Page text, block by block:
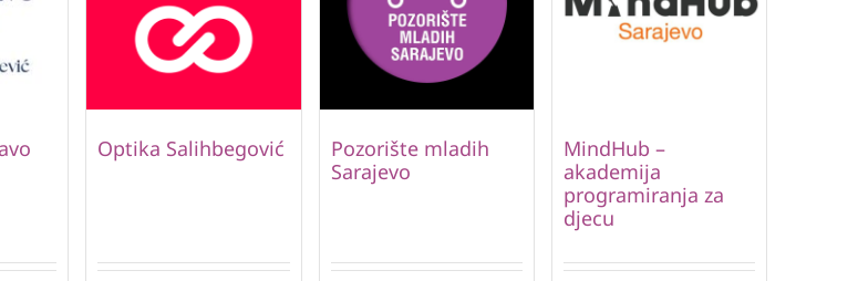
Optika Salihbegović
Pozorište mladih
Sarajevo
MindHub –
akademija
programiranja za
djecu